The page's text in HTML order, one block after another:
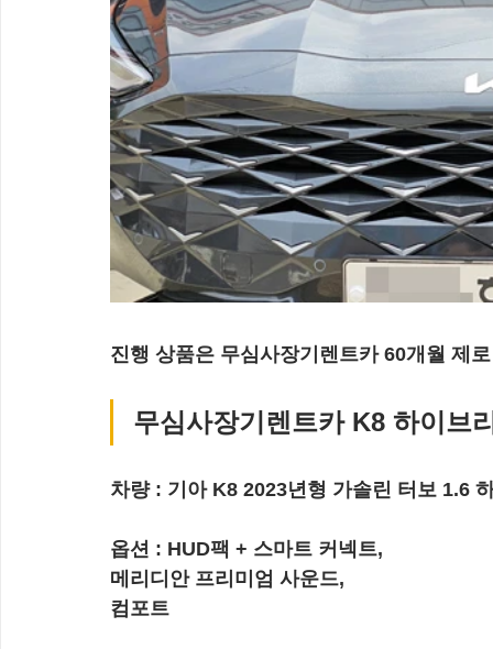
진행 상품은 무심사장기렌트카 60개월 제
무심사장기렌트카 K8 하이브
차량 : 기아 K8 2023년형 가솔린 터보 1.6
옵션 : HUD팩 + 스마트 커넥트,
메리디안 프리미엄 사운드,
컴포트